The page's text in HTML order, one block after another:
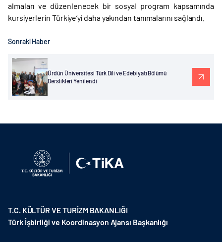
almaları ve düzenlenecek bir sosyal program kapsamında
kursiyerlerin Türkiye’yi daha yakından tanımalarını sağlandı.
Sonraki Haber
Ürdün Üniversitesi Türk Dili ve Edebiyatı Bölümü
Derslikleri Yenilendi
T.C. KÜLTÜR VE TURİZM BAKANLIĞI
Türk İşbirliği ve Koordinasyon Ajansı Başkanlığı